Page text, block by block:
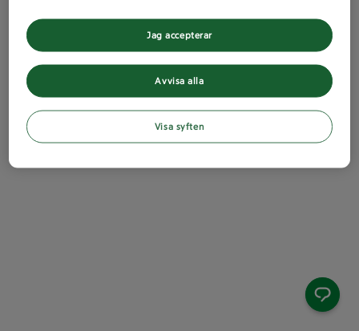
Avvisa alla
Jag accepterar
Visa syften